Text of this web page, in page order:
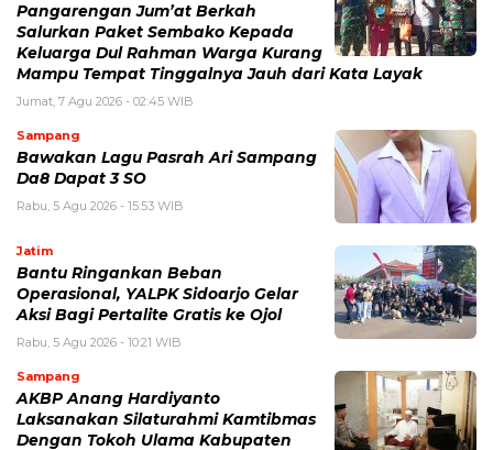
Pangarengan Jum’at Berkah
Salurkan Paket Sembako Kepada
Keluarga Dul Rahman Warga Kurang
Mampu Tempat Tinggalnya Jauh dari Kata Layak
Jumat, 7 Agu 2026 - 02:45 WIB
Sampang
Bawakan Lagu Pasrah Ari Sampang
Da8 Dapat 3 SO
Rabu, 5 Agu 2026 - 15:53 WIB
Jatim
Bantu Ringankan Beban
Operasional, YALPK Sidoarjo Gelar
Aksi Bagi Pertalite Gratis ke Ojol
Rabu, 5 Agu 2026 - 10:21 WIB
Sampang
AKBP Anang Hardiyanto
Laksanakan Silaturahmi Kamtibmas
Dengan Tokoh Ulama Kabupaten